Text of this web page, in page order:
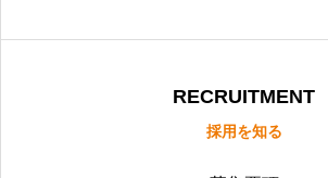
RECRUITMENT
採用を知る